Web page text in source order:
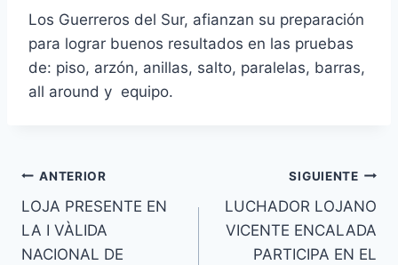
Los Guerreros del Sur, afianzan su preparación
para lograr buenos resultados en las pruebas
de: piso, arzón, anillas, salto, paralelas, barras,
all around y equipo.
ANTERIOR
LOJA PRESENTE EN
LA I VÀLIDA
NACIONAL DE
SIGUIENTE
LUCHADOR LOJANO
VICENTE ENCALADA
PARTICIPA EN EL